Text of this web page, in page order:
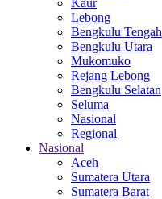
Lebong
Bengkulu Tengah
Bengkulu Utara
Mukomuko
Rejang Lebong
Bengkulu Selatan
Seluma
Nasional
Regional
Nasional
Aceh
Sumatera Utara
Sumatera Barat